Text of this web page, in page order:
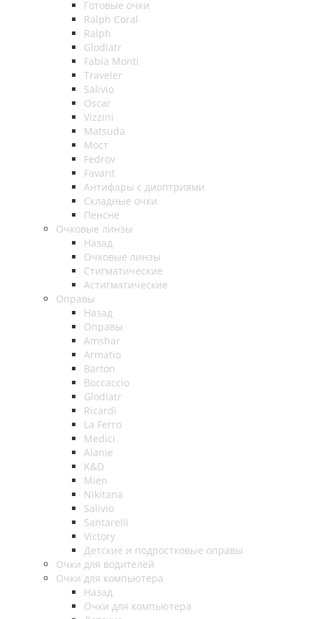
Готовые очки
Ralph Coral
Ralph
Glodiatr
Fabia Monti
Traveler
Salivio
Oscar
Vizzini
Matsuda
Мост
Fedrov
Favarit
Антифары с диоптриями
Складные очки
Пенсне
Очковые линзы
Назад
Очковые линзы
Стигматические
Астигматические
Оправы
Назад
Оправы
Amshar
Armatio
Barton
Boccaccio
Glodiatr
Ricardi
La Ferro
Medici
Alanie
K&D
Mien
Nikitana
Salivio
Santarelli
Victory
Детские и подростковые оправы
Очки для водителей
Очки для компьютера
Назад
Очки для компьютера